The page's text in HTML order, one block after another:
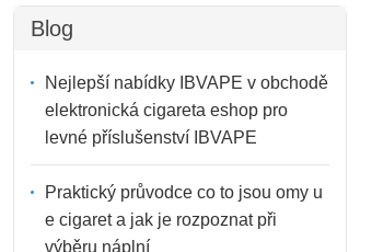
Blog
Nejlepší nabídky IBVAPE v obchodě
elektronická cigareta eshop pro
levné příslušenství IBVAPE
Praktický průvodce co to jsou omy u
e cigaret a jak je rozpoznat při
výběru náplní